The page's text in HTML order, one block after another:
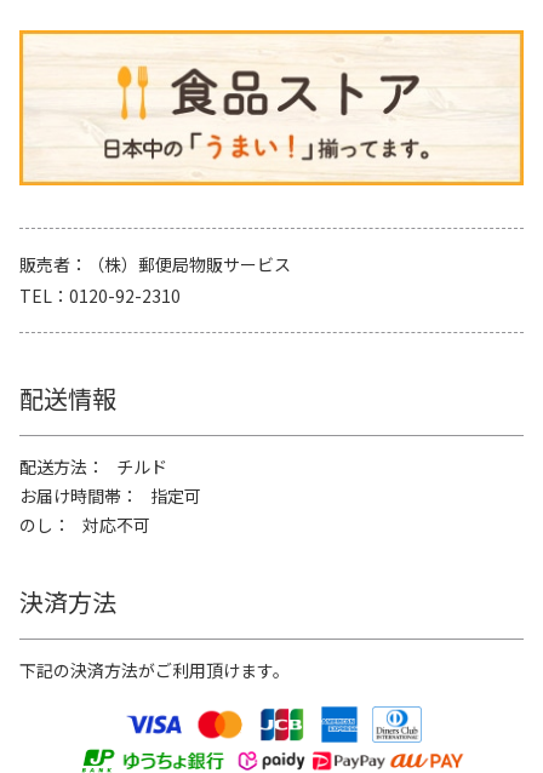
販売者
（株）郵便局物販サービス
TEL
0120-92-2310
配送情報
配送方法
チルド
お届け時間帯
指定可
のし
対応不可
決済方法
下記の決済方法がご利用頂けます。